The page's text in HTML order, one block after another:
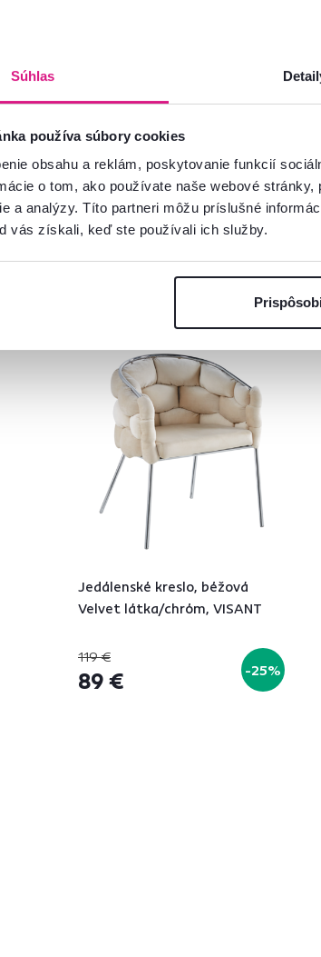
Súhlas
používa súbory cookies
obsahu a reklám, poskytovanie funkcií
o tom, ako používate naše webové
a analýzy. Títo partneri môžu príslušné
vás získali, keď ste používali ich služby.
vám radi poradíme
Jedálenské kreslo, béžová
Velvet látka/chróm, VISANT
119 €
89 € -25%